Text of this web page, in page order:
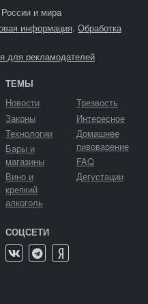
и мира
информация. Обработка
для рекламодателей
ТЕМЫ
Новости
Законы
Технологии
Бары и
магазины
Вино и
крепкий
алкоголь
Трезвость
Интересное
Домашнее
пивоварение
FAQ
Дегустации
СОЦСЕТИ